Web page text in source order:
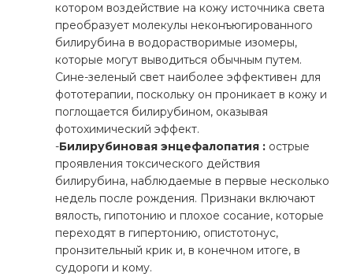
котором воздействие на кожу источника света
преобразует молекулы неконъюгированного
билирубина в водорастворимые изомеры,
которые могут выводиться обычным путем.
Сине-зеленый свет наиболее эффективен для
фототерапии, поскольку он проникает в кожу и
поглощается билирубином, оказывая
фотохимический эффект.
-Билирубиновая энцефалопатия : острые
проявления токсического действия
билирубина, наблюдаемые в первые несколько
недель после рождения. Признаки включают
вялость, гипотонию и плохое сосание, которые
переходят в гипертонию, опистотонус,
пронзительный крик и, в конечном итоге, в
судороги и кому.